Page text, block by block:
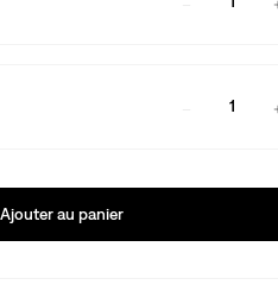
1
Ajouter au panier